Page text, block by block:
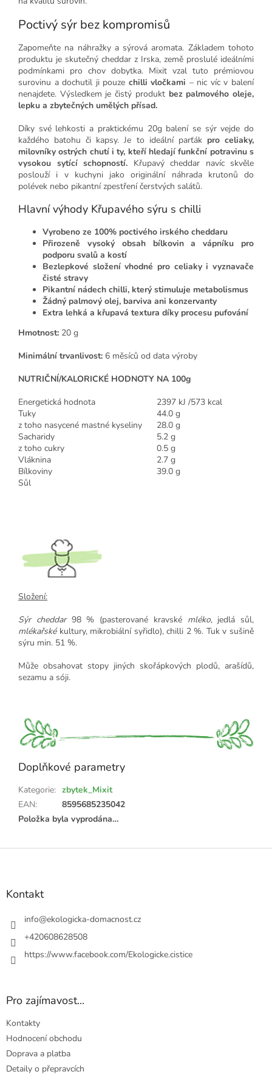
Poctivý sýr bez kompromisů
Zapomeňte na náhražky a sýrová aromata. Základem tohoto
produktu je skutečný cheddar z Irska, země proslulé ideálními
podmínkami pro chov dobytka. Mixit vzal tuto prémiovou
surovinu a dochutil ji pouze chilli vločkami – nic víc v balení
nenajdete. Výsledkem je čistý produkt bez palmového oleje,
lepku a zbytečných umělých přísad.
Díky své lehkosti a praktickému 20g balení se sýr vejde do
každého batohu či kapsy. Je to ideální parťák pro celiaky,
milovníky ostrých chutí i ty, kteří hledají funkční potravinu s
vysokou sytící schopností. Křupavý cheddar navíc skvěle
poslouží i v kuchyni jako originální náhrada krutonů do
polévek nebo pikantní zpestření čerstvých salátů.
Hlavní výhody Křupavého sýru s chilli
Vyrobeno ze 100% poctivého irského cheddaru
Přirozeně vysoký obsah bílkovin a vápníku pro
podporu svalů a kostí
Bezlepkové složení vhodné pro celiaky i vyznavače
čisté stravy
Pikantní nádech chilli, který stimuluje metabolismus
Žádný palmový olej, barviva ani konzervanty
Extra lehká a křupavá textura díky procesu pufování
Hmotnost: 20 g
Minimální trvanlivost: 6 měsíců od data výroby
NUTRIČNÍ/KALORICKÉ HODNOTY NA 100g
Energetická hodnota
2397 kJ /573 kcal
Tuky
44.0 g
z toho nasycené mastné kyseliny
28.0 g
Sacharidy
5.2 g
z toho cukry
0.5 g
Vláknina
2.7 g
Bílkoviny
39.0 g
Sůl
Složení:
Sýr cheddar98 % (pasterované kravské mléko, jedlá sůl,
mlékařskékultury, mikrobiální syřidlo), chilli 2 %. Tuk v sušině
sýru min. 51 %.
Může obsahovat stopy jiných skořápkových plodů, arašídů,
sezamu a sóji.
Doplňkové parametry
Kategorie: zbytek_Mixit
EAN:
8595685235042
Položka byla vyprodána…
Z
Kontakt
info@ekologicka-domacnost.cz
+420608628508
https://www.facebook.com/Ekologicke.cistice
Pro zajímavost...
Kontakty
Hodnocení obchodu
Doprava a platba
Detaily o přepravcích